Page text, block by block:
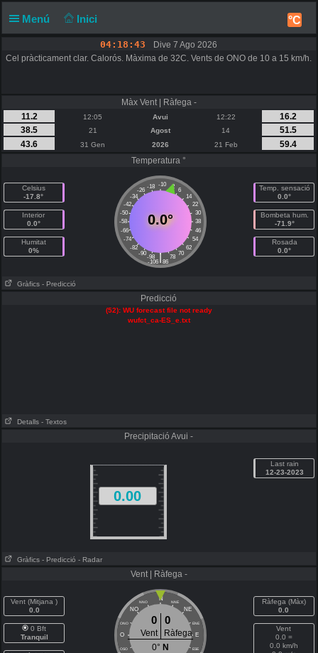
Menú Inici °C
04:18:43
Dive 7 Ago 2026
Cel pràcticament clar. Calorós. Màxima de 32C. Vents de ONO de 10 a 15 km/h.
Màx Vent | Ràfega -
11.2
12:05 Avui 12:22
16.2
38.5
21 Agost 14
51.5
43.6
31 Gen 2026 21 Feb
59.4
Temperatura °
Celsius
-17.8°
Interior
0.0°
Humitat
0%
-10
-18 -2
-26
6
-34
14
-42
22
-50
30
-58
38
-66
46
-74
54
-82
62
-90
70
-98 78
|
-106 86
0.0°
Temp. sensació
0.0°
Bombeta hum.
-71.9°
Rosada
0.0°
Gràfics - Predicció
Predicció
(52): WU forecast file not ready
wufct_ca-ES_e.txt
Detalls - Textos
Precipitació Avui -
0.00
Last rain
12-23-2023
Gràfics - Predicció - Radar
Vent | Ràfega -
Vent (Mitjana )
0.0
0 Bft
Tranquil
N
NNO NNE
NO NE
ONO ENE
O E
OSO ESE
0 0
Vent
Ràfega
0° N
Ràfega (Màx)
0.0
Vent
0.0 =
0.0 km/h